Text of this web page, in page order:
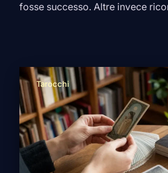
fosse successo. Altre invece
tornano persino a sorridere con
dimenticare è un’altra
Tarocchi